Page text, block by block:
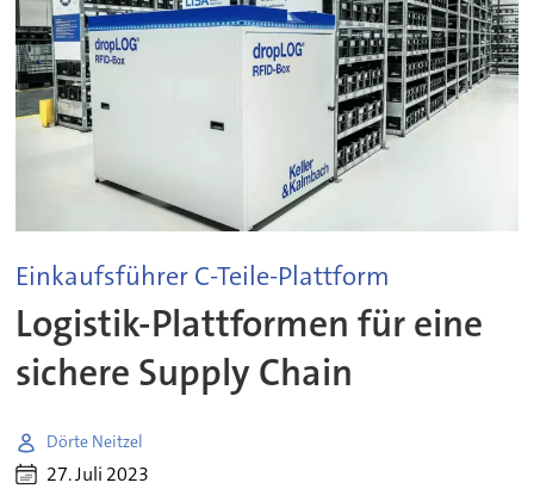
Einkaufsführer C-Teile-Plattform
Logistik-Plattformen für eine
sichere Supply Chain
Dörte Neitzel
27. Juli 2023